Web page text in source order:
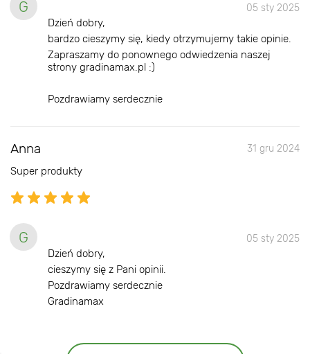
G 05 sty 2025
Dzień dobry,
bardzo cieszymy się, kiedy otrzymujemy takie opinie.
Zapraszamy do ponownego odwiedzenia naszej
strony gradinamax.pl :)
Pozdrawiamy serdecznie
Anna 31 gru 2024
Super produkty
G 05 sty 2025
Dzień dobry,
cieszymy się z Pani opinii.
Pozdrawiamy serdecznie
Gradinamax